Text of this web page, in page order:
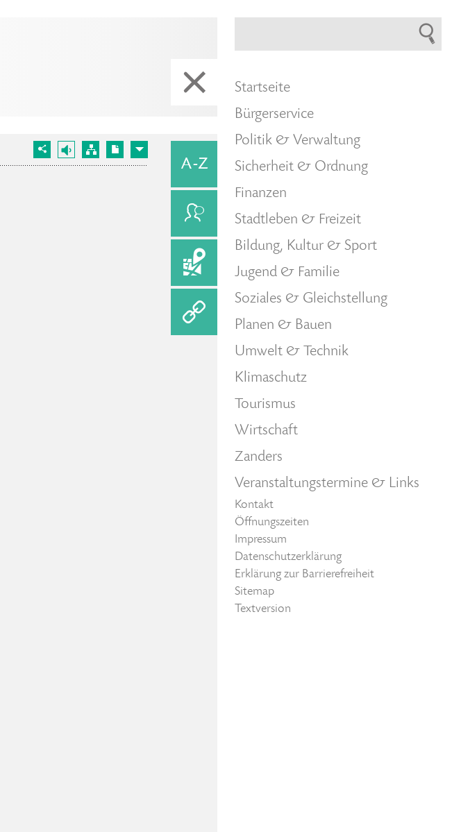
Startseite
Bürgerservice
Politik & Verwaltung
Sicherheit & Ordnung
Finanzen
Stadtleben & Freizeit
Bildung, Kultur & Sport
Jugend & Familie
Soziales & Gleichstellung
Planen & Bauen
Umwelt & Technik
Klimaschutz
Tourismus
Wirtschaft
Zanders
Veranstaltungstermine & Links
Kontakt
Öffnungszeiten
Impressum
Datenschutzerklärung
Erklärung zur Barrierefreiheit
Sitemap
Textversion